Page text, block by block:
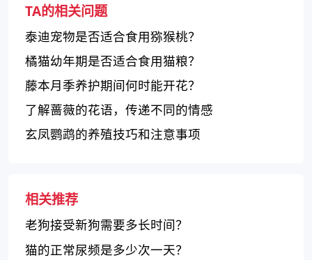
TA的相关问题
泰迪宠物是否适合食用猕猴桃？
橘猫幼年期是否适合食用猫粮？
藤本月季养护期间何时能开花？
了解蔷薇的花语，传递不同的情感
玄凤鹦鹉的养殖技巧和注意事项
相关推荐
老狗接受新狗需要多长时间？
猫的正常尿频是多少次一天？